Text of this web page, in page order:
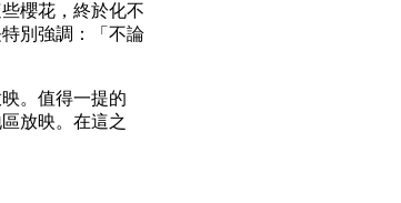
櫻花，終於化不
別強調：「不論
。值得一提的
放映。在這之